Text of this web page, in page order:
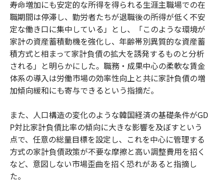
寿命増加にも安定的な所得を得られる生涯主職場での在
職期間は停滞し、勤労者たちが退職後の所得が低く不安
定な働き口に集中している」とし、「このような環境が
家計の資産蓄積動機を強化し、年齢帯別異質的な資産蓄
積方式と相まって家計負債の拡大を誘発するものと分析
される」と明らかにした。職務・成果中心の柔軟な賃金
体系の導入は労働市場の効率性向上と共に家計負債の増
加傾向緩和にも寄与できるという指摘だ。
また、人口構造の変化のような韓国経済の基礎条件がGD
P対比家計負債比率の傾向に大きな影響を及ぼすという
点で、任意の総量目標を設定し、これを中心に管理する
方式の家計負債政策が不要な摩擦と高い調整費用を招く
など、意図しない市場歪曲を招く恐れがあると指摘し
た。